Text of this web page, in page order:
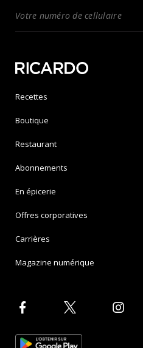
Recettes
Boutique
Restaurant
Abonnements
En épicerie
Offres corporatives
Carrières
Magazine numérique